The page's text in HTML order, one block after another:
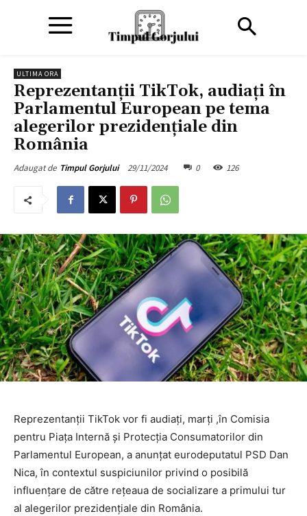
ULTIMA ORA
Reprezentanții TikTok, audiați în
Parlamentul European pe tema
alegerilor prezidențiale din
România
Adaugat de Timpul Gorjului 29/11/2024 0 126
Reprezentanţii TikTok vor fi audiaţi, marţi ,în Comisia
pentru Piaţa Internă şi Protecţia Consumatorilor din
Parlamentul European, a anunţat eurodeputatul PSD Dan
Nica, în contextul suspiciunilor privind o posibilă
influenţare de către reţeaua de socializare a primului tur
al alegerilor prezidenţiale din România.